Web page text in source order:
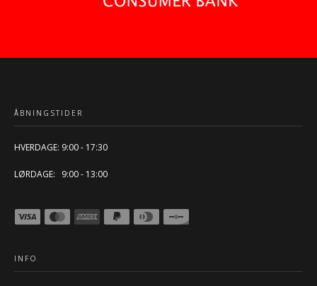
ÅBNINGSTIDER
HVERDAGE: 9:00 - 17:30
LØRDAGE: 9:00 - 13:00
INFO